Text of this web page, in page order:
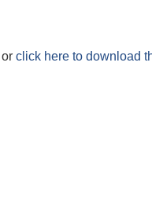
or click here to download